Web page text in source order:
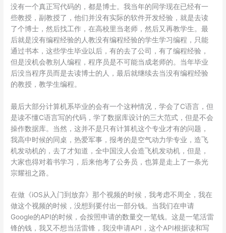
没有一个真正写代码的，都是博士。我当年的同学现在已经有一
些教授，副教授了，他们并没有实际的软件开发经验，就是去读
了个博士，然后找工作，在高校里当老师，然后又再教学生。最
后就是没有编程经验的人教没有编程经验的学生学习编程，只能
通过书本，这些学生毕业以后，有的去了公司，有了编程经验，
但是没机会教别人编程，程序员是不可能当成老师的。当年毕业
后没当程序员而是去读博士的人，最后就继续去当没有编程经验
的教授，教学生编程。
最后大部分计算机系毕业的会有一个这种情况，学会了C语言，但
是读不懂C语言写的代码，学了数据库设计的三大范式，但是不会
操作数据库。当然，这并不是只有计算机这个专业才有的问题，
我高中时候的同桌，热爱军事，报考的是空气动力学专业，造飞
机发动机的，去了才知道，全中国没人会造飞机发动机，但是，
大家也得对着书学习，后来他考了公务员，也算是走上了一条光
宗耀祖之路。
在做《iOS从入门到放弃》那个视频的时候，我考虑不周全，我在
做这个视频的时候，没想到要付出一部分钱。当我们在申请
Google的API的时候，会按照申请的数量交一笔钱。这是一笔活雷
锋的钱，我又不想当活雷锋，我没申请API，这个API根据读和写